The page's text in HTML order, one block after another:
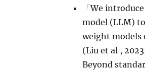
「We
model (LLM)
weight models
(Liu et al ,
Beyond